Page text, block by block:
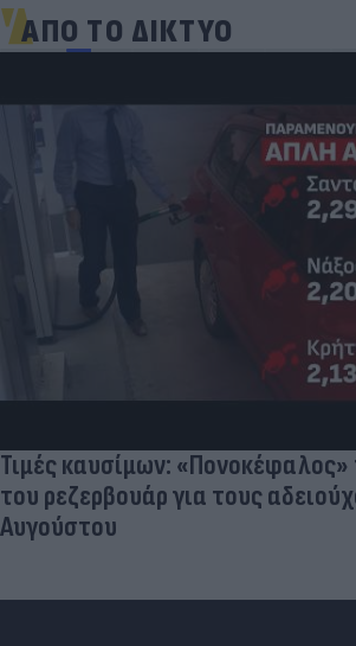
ΑΠΟ ΤΟ ΔΙΚΤΥΟ
Τιμές καυσίμων:
του ρεζερβουάρ για τους
Αυγούστου